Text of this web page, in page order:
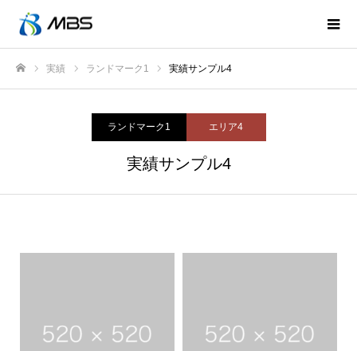
実績 ランドマーク1 実績サンプル4
ランドマーク1 エリア4
実績サンプル4